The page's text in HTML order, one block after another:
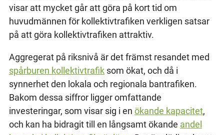
visar att mycket går att göra på kort tid om
huvudmännen för kollektivtrafiken verkligen satsar
på att göra kollektivtrafiken attraktiv.
Aggregerat på riksnivå är det främst resandet med
spårburen kollektivtrafiksom ökat, och då i
synnerhet den lokala och regionala bantrafiken.
Bakom dessa siffror ligger omfattande
investeringar, som visar sig i en ökande kapacitet,
och kan ha bidragit till en långsamt ökande andel